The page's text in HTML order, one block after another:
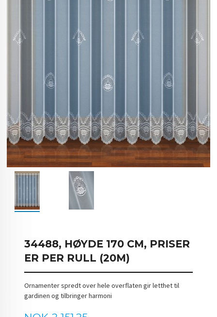
34488, HØYDE 170 CM, PRISER
ER PER RULL (20M)
Ornamenter spredt over hele overflaten gir letthet til
gardinen og tilbringer harmoni